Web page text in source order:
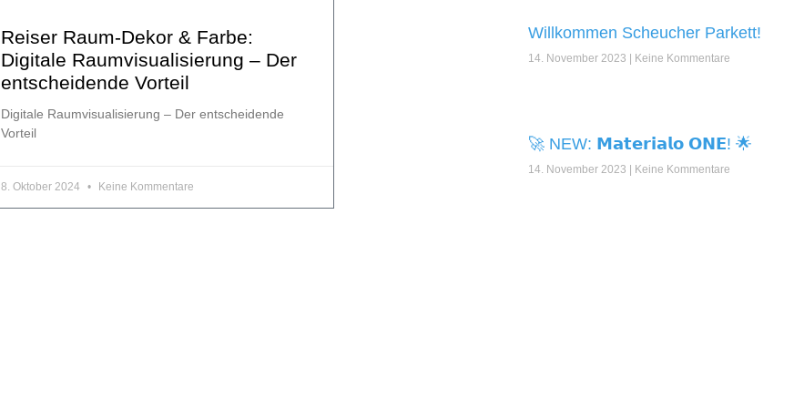
Reiser Raum-Dekor & Farbe:
Digitale Raumvisualisierung – Der
entscheidende Vorteil
Digitale Raumvisualisierung – Der entscheidende
Vorteil
8. Oktober 2024 Keine Kommentare
Willkommen Scheucher Parkett!
14. November 2023 Keine Kommentare
🚀 NEW: 𝗠𝗮𝘁𝗲𝗿𝗶𝗮𝗹𝗼 𝗢𝗡𝗘! 🌟
14. November 2023 Keine Kommentare